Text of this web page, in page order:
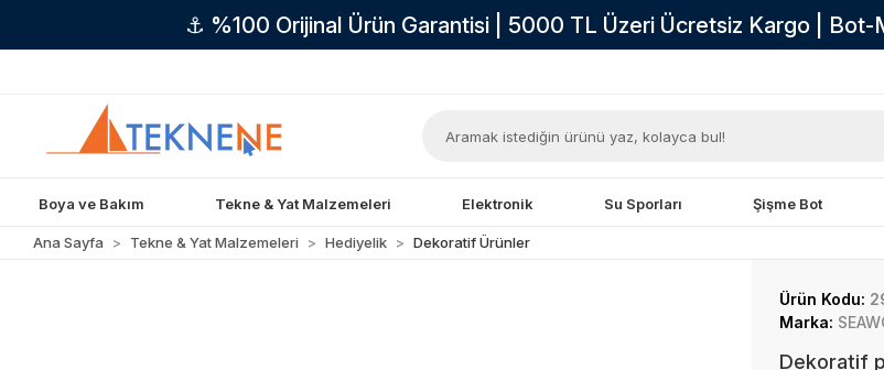
⚓ %100 Orijinal Ürün Garantisi | 5000 TL Üzeri Ücretsiz Kargo |
Boya ve Bakım Tekne & Yat Malzemeleri Elektronik Su Sporları Şişme Bot
Ana Sayfa Tekne & Yat Malzemeleri Hediyelik Dekoratif Ürünler
Ürün Kodu:
Marka:
Dekoratif